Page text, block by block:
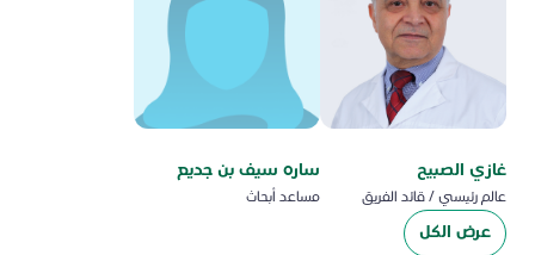
غازي الصبيح
عالم رئيسي / قائد الفريق
ساره سيف بن جديع
مساعد أبحاث
عرض الكل